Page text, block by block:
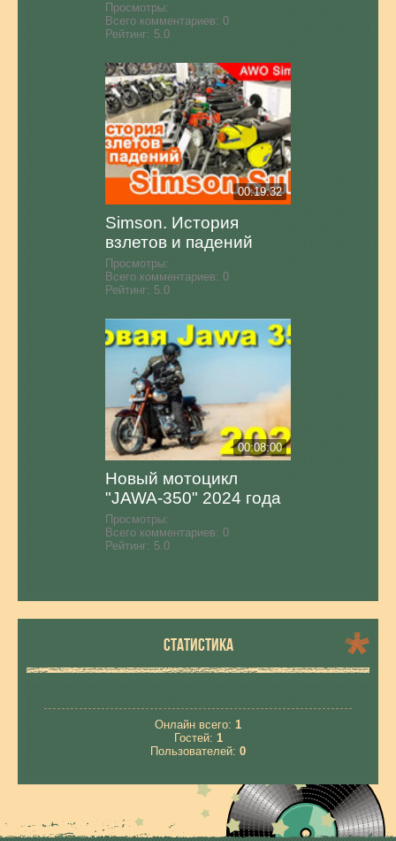
Просмотры:
Всего комментариев: 0
Рейтинг: 5.0
00:19:32
Simson. История
взлетов и падений
Просмотры:
Всего комментариев: 0
Рейтинг: 5.0
00:08:00
Новый мотоцикл
"JAWA-350" 2024 года
Просмотры:
Всего комментариев: 0
Рейтинг: 5.0
СТАТИСТИКА
Онлайн всего: 1
Гостей: 1
Пользователей: 0